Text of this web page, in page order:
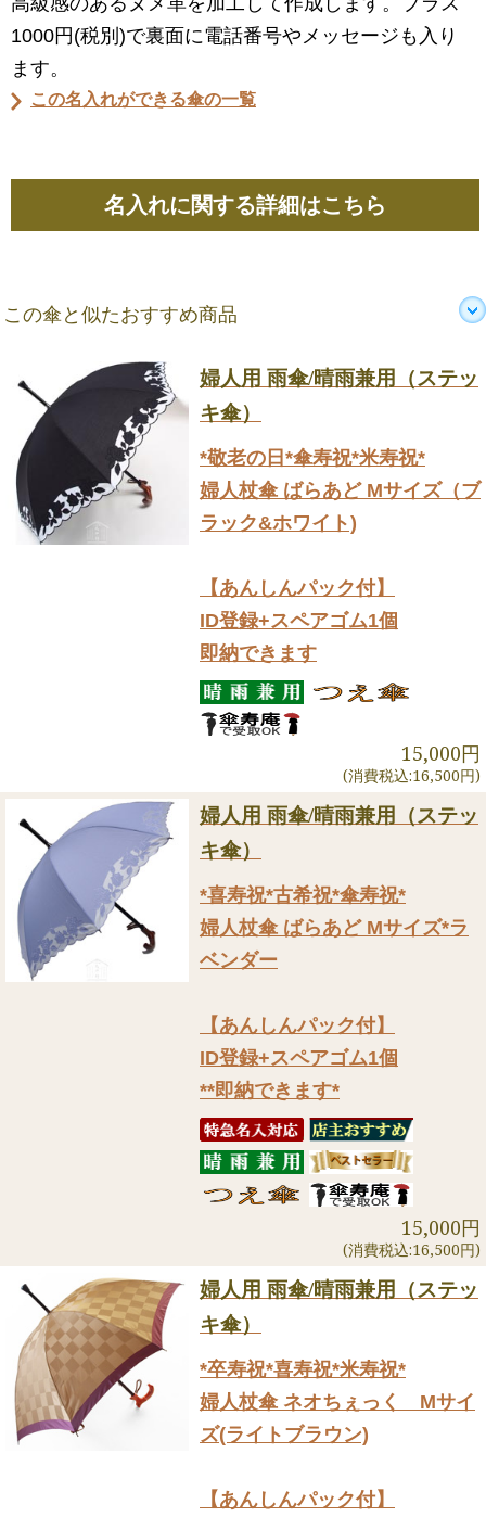
1000円(税別)で裏面に電話番号やメッセージも入り
ます。
この名入れができる傘の一覧
名入れに関する詳細はこちら
この傘と似たおすすめ商品
婦人用 雨傘/晴雨兼用（ステッ
キ傘）
*敬老の日*傘寿祝*米寿祝*
婦人杖傘 ばらあど Mサイズ（ブ
ラック&ホワイト)
【あんしんパック付】
ID登録+スペアゴム1個
即納できます
15,000円
(消費税込:16,500円)
婦人用 雨傘/晴雨兼用（ステッ
キ傘）
*喜寿祝*古希祝*傘寿祝*
婦人杖傘 ばらあど Mサイズ*ラ
ベンダー
【あんしんパック付】
ID登録+スペアゴム1個
**即納できます*
15,000円
(消費税込:16,500円)
婦人用 雨傘/晴雨兼用（ステッ
キ傘）
*卒寿祝*喜寿祝*米寿祝*
婦人杖傘 ネオちぇっく Mサイ
ズ(ライトブラウン)
【あんしんパック付】